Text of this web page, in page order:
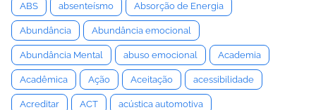
ABS absenteísmo Absorção de Energia
Abundância Abundância emocional
Abundância Mental abuso emocional Academia
Acadêmica Ação Aceitação acessibilidade
Acreditar ACT acústica automotiva